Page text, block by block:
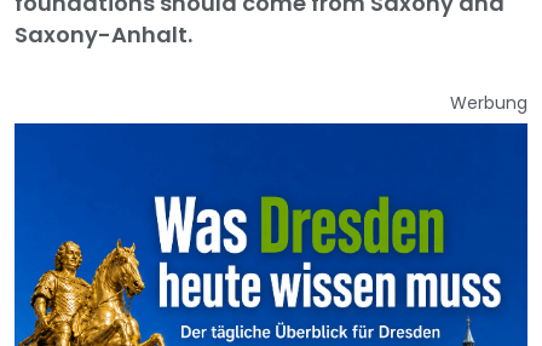
Saxony-Anhalt.
Werbung